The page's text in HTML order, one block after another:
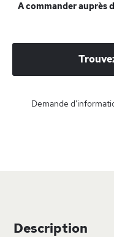
A commander auprès
Demande
Description